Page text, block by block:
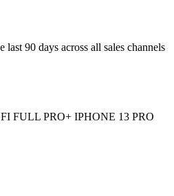
last 90 days across all sales channels
FULL PRO+ IPHONE 13 PRO